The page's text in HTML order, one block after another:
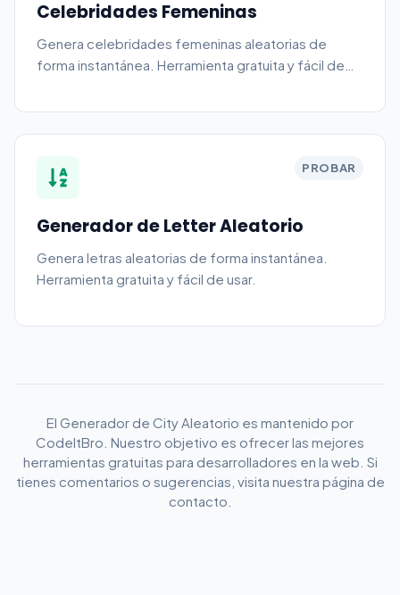
Celebridades Femeninas
Genera celebridades femeninas aleatorias de
forma instantánea. Herramienta gratuita y fácil de
PROBAR
Generador de Letter Aleatorio
Genera letras aleatorias de forma instantánea.
Herramienta gratuita y fácil de usar.
El Generador de City Aleatorio es mantenido por
CodeItBro. Nuestro objetivo es ofrecer las mejores
herramientas gratuitas para desarrolladores en la web. Si
tienes comentarios o sugerencias, visita nuestra página de
contacto.